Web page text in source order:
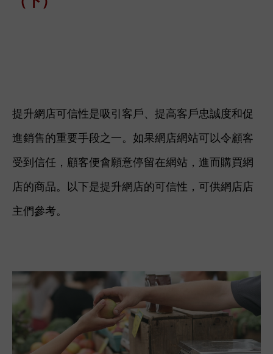
提升網店可信性是吸引客戶、提高客戶忠誠度和促
進銷售的重要手段之一。如果網店網站可以令顧客
受到信任，顧客便會願意停留在網站，進而購買網
店的商品。以下是提升網店的可信性，可供網店店
主們參考。